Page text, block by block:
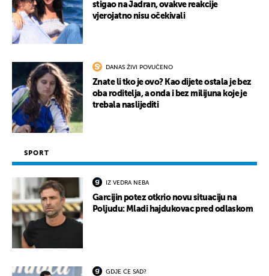
stigao na Jadran, ovakve reakcije
vjerojatno nisu očekivali
DANAS ŽIVI POVUČENO
Znate li tko je ovo? Kao dijete ostala je bez
oba roditelja, a onda i bez milijuna koje je
trebala naslijediti
SPORT
IZ VEDRA NEBA
Garcijin potez otkrio novu situaciju na
Poljudu: Mladi hajdukovac pred odlaskom
GDJE ĆE SAD?